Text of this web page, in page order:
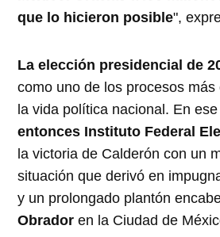
que lo hicieron posible",
La elección presidencial de
como uno de los procesos
la vida política nacional. En
entonces Instituto Federal
la victoria de Calderón con un
situación que derivó en
y un prolongado plantón
Obrador en la Ciudad de